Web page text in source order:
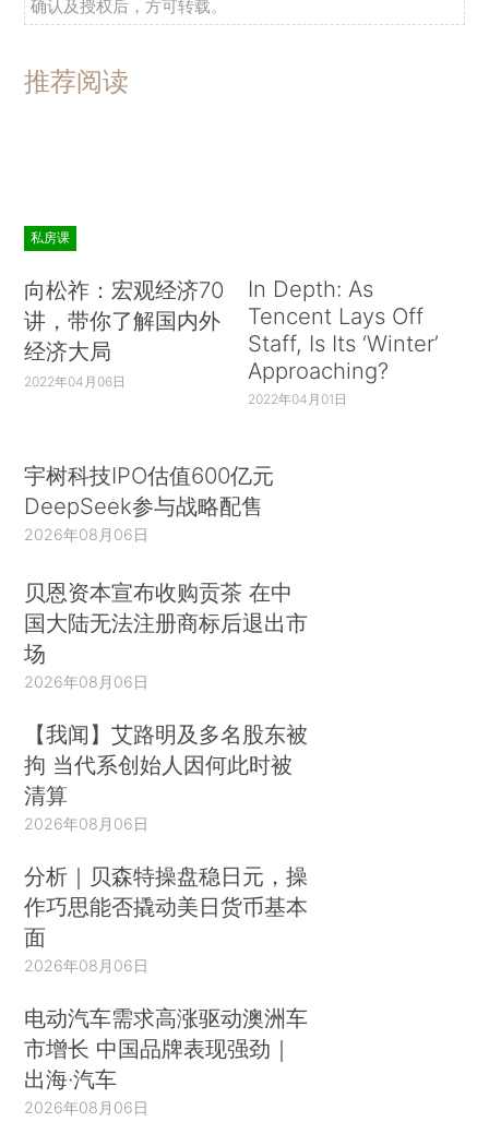
确认及授权后，方可转载。
推荐阅读
私房课
向松祚：宏观经济70
讲，带你了解国内外
经济大局
2022年04月06日
In Depth: As
Tencent Lays Off
Staff, Is Its ‘Winter’
Approaching?
2022年04月01日
宇树科技IPO估值600亿元
DeepSeek参与战略配售
2026年08月06日
贝恩资本宣布收购贡茶 在中
国大陆无法注册商标后退出市
场
2026年08月06日
【我闻】艾路明及多名股东被
拘 当代系创始人因何此时被
清算
2026年08月06日
分析｜贝森特操盘稳日元，操
作巧思能否撬动美日货币基本
面
2026年08月06日
电动汽车需求高涨驱动澳洲车
市增长 中国品牌表现强劲｜
出海·汽车
2026年08月06日